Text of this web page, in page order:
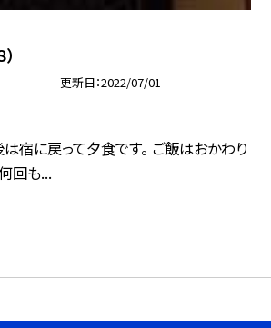
更新日 2022/07/01
宿に戻って夕食です。 ご飯はおかわり
回も...